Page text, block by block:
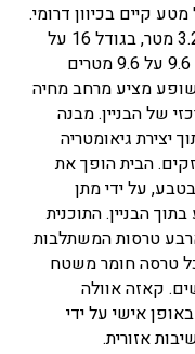
קיים בכיוון דרומי.
הוא מאורגן על ידי מסגרת רשת בגודל 3.2 מטר, בגודל 16 על
16 מטרים רבועים, עם חיתוך פנימי של 9.6 על 9.6 מטרים
מציע מרחב מחיה
של הבניין.מבנה
יצירת גיאומטריה
הבית הופך את
על ידי מתן
הבניין.התוכנית
טרסות המשתלבות
טרסה חומר משטח
קאזה אוולה
אישי על ידי
אזורית.